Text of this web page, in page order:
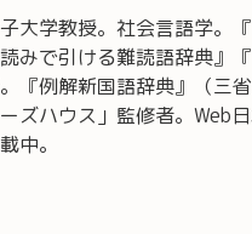
大学教授。社会言語学。
読みで引ける難読語辞典』
『例解新国語辞典』（三
ズハウス」監修者。Web
中。